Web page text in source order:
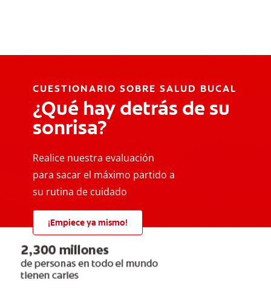
CUESTIONARIO SOBRE SALUD BUCAL
¿Qué hay detrás de su
sonrisa?
Realice nuestra evaluación
para sacar el máximo partido a
su rutina de cuidado
¡Empiece ya mismo!